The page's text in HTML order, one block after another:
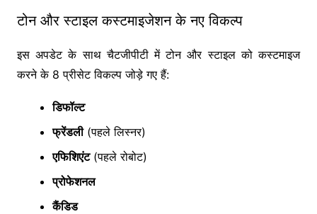
टोन और स्टाइल कस्टमाइजेशन के नए विकल्प
इस अपडेट के साथ चैटजीपीटी में टोन और स्टाइल को कस्टमाइज
करने के 8 प्रीसेट विकल्प जोड़े गए हैं:
डिफॉल्ट
फ्रेंडली(पहले लिस्नर)
एफिशिएंट(पहले रोबोट)
प्रोफेशनल
कैंडिड